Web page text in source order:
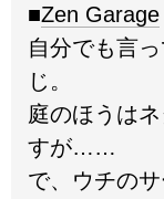
■Zen Garage
自分でも言っ
じ。
庭のほうは
すが……
で、ウチの